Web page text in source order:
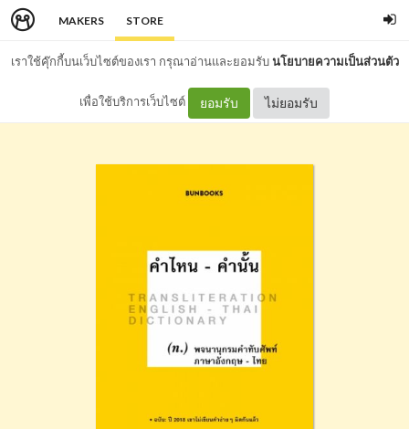
MAKERS STORE
เราใช้คุ๊กกี้บนเว็บไซต์ของเรา กรุณาอ่านและยอมรับนโยบายความเป็นส่วนตัว
เพื่อใช้บริการเว็บไซต์ ยอมรับ ไม่ยอมรับ